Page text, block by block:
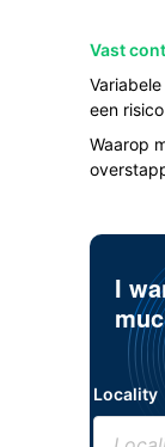
Vast
een risico
Waarop
I
Locality